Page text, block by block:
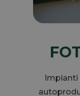
Impianti